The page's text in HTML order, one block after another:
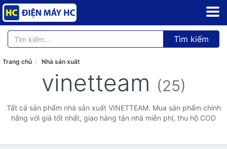
Tìm kiếm
Trang chủ Nhà sản xuất
vinetteam (25)
Tất cả sản phẩm nhà sản xuất VINETTEAM. Mua sản phẩm chính
hãng với giá tốt nhất, giao hàng tận nhà miễn phí, thu hộ COD